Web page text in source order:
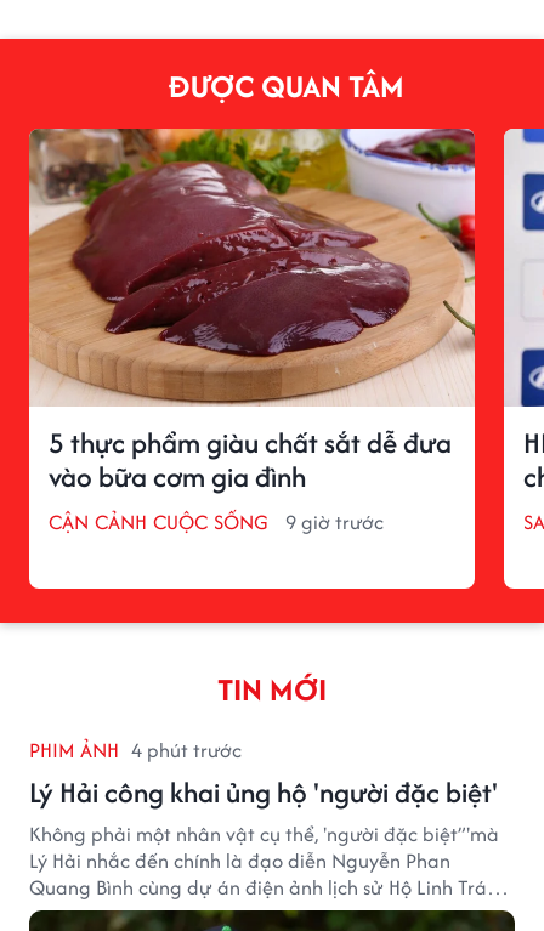
ĐƯỢC QUAN TÂM
5 thực phẩm giàu chất sắt dễ đưa
vào bữa cơm gia đình
CẬN CẢNH CUỘC SỐNG 9 giờ trước
TIN MỚI
PHIM ẢNH 4 phút trước
Lý Hải công khai ủng hộ 'người đặc biệt'
Không phải một nhân vật cụ thể, 'người đặc biệt”'mà
Lý Hải nhắc đến chính là đạo diễn Nguyễn Phan
Quang Bình cùng dự án điện ảnh lịch sử Hộ Linh Tráng
Sĩ: Bí Ẩn Mộ Vua Đinh.